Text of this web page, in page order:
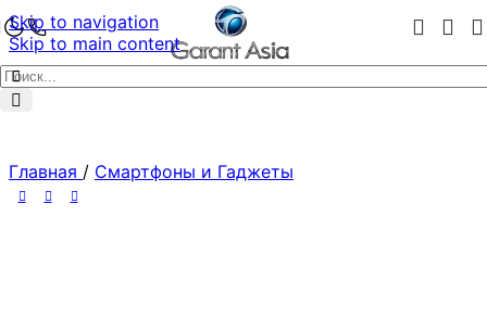
Skip to navigation
Skip to main content
Главная / Смартфоны и Гаджеты